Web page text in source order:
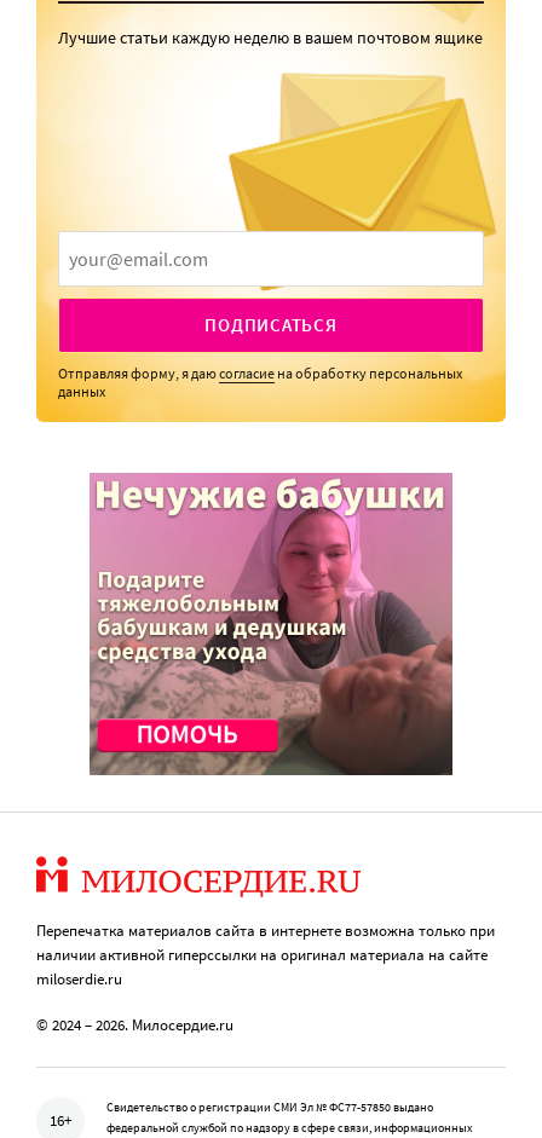
Лучшие статьи каждую неделю в вашем почтовом ящике
ПОДПИСАТЬСЯ
Отправляя форму, я даюсогласие на обработку персональных
данных
Перепечатка материалов сайта в интернете возможна только при
наличии активной гиперссылки на оригинал материала на сайте
miloserdie.ru
© 2024 – 2026. Милосердие.ru
16+
Свидетельство о регистрации СМИ Эл № ФС77-57850 выдано
федеральной службой по надзору в сфере связи, информационных